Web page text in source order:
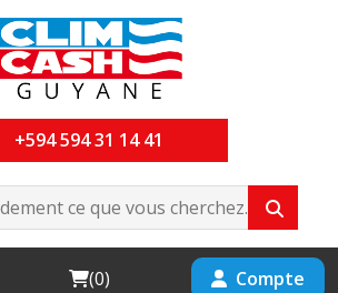
+594 594 31 14 41
Cart
(0) Compte